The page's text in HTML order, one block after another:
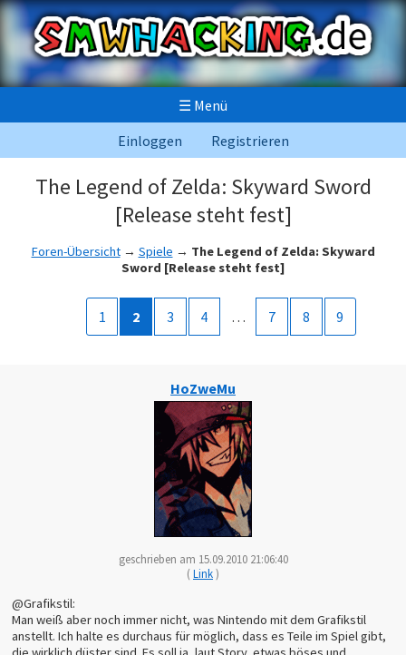
☰ Menü
Einloggen
Registrieren
The Legend of Zelda: Skyward Sword
[Release steht fest]
Foren-Übersicht→ Spiele → The Legend of Zelda: Skyward
Sword [Release steht fest]
1 2 3 4 … 7 8 9
HoZweMu
geschrieben am 15.09.2010 21:06:40
(Link)
@Grafikstil:
Man weiß aber noch immer nicht, was Nintendo mit dem Grafikstil
anstellt. Ich halte es durchaus für möglich, dass es Teile im Spiel gibt,